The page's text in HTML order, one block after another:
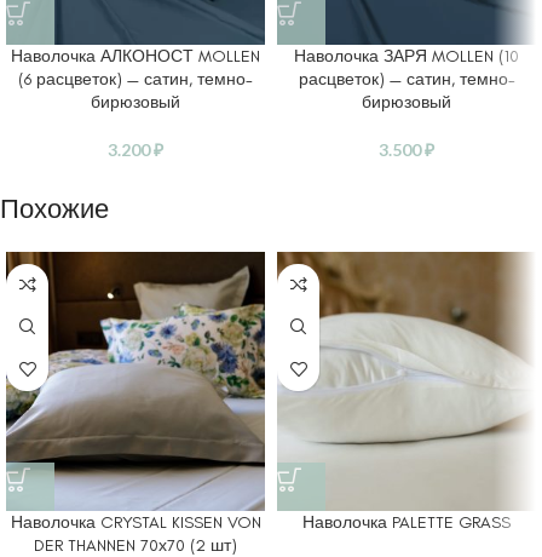
Наволочка АЛКОНОСТ MOLLEN
(6 расцветок) — сатин, темно-
бирюзовый
3.200₽
Наволочка ЗАРЯ MOLLEN (10
расцветок) — сатин, темно-
бирюзовый
3.500₽
Похожие
Наволочка CRYSTAL KISSEN VON
DER THANNEN 70х70 (2 шт)
Наволочка PALETTE GRASS